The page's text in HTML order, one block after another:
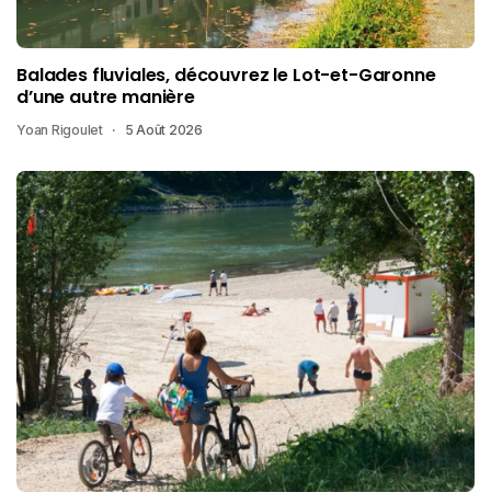
Balades fluviales, découvrez le Lot-et-Garonne
d’une autre manière
Yoan Rigoulet 5 Août 2026